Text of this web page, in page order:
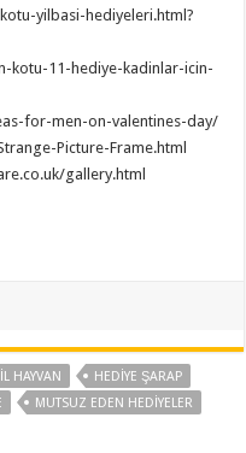
yilbasi-hediyeleri.html?
kotu-11-hediye-kadinlar-icin-
for-men-on-valentines-day/
Picture-Frame.html
gallery.html
HAYVAN
HEDIYE ŞARAP
MUTSUZ EDEN HEDIYELER